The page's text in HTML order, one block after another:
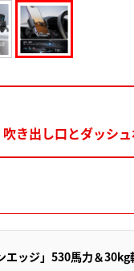
き出し口とダッシュ
エッジ」530馬力＆